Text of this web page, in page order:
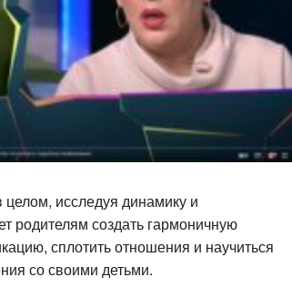
исследуя динамику и
родителям создать гармоничную
сплотить отношения и научиться
со своими детьми.